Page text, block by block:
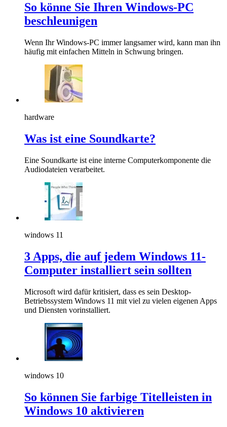
So könne Sie Ihren Windows-PC
beschleunigen
Wenn Ihr Windows-PC immer langsamer wird, kann man ihn
häufig mit einfachen Mitteln in Schwung bringen.
hardware
Was ist eine Soundkarte?
Eine Soundkarte ist eine interne Computerkomponente die
Audiodateien verarbeitet.
windows 11
3 Apps, die auf jedem Windows 11-
Computer installiert sein sollten
Microsoft wird dafür kritisiert, dass es sein Desktop-
Betriebssystem Windows 11 mit viel zu vielen eigenen Apps
und Diensten vorinstalliert.
windows 10
So können Sie farbige Titelleisten in
Windows 10 aktivieren